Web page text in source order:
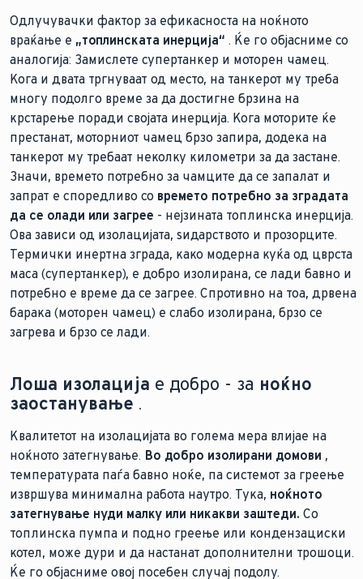
Одлучувачки фактор за ефикасноста на ноќното
враќање е „топлинската инерција“ . Ќе го објасниме со
аналогија: Замислете супертанкер и моторен чамец.
Кога и двата тргнуваат од место, на танкерот му треба
многу подолго време за да достигне брзина на
крстарење поради својата инерција. Кога моторите ќе
престанат, моторниот чамец брзо запира, додека на
танкерот му требаат неколку километри за да застане.
Значи, времето потребно за чамците да се запалат и
запрат е споредливо со времето потребно за зградата
да се олади или загрее - нејзината топлинска инерција.
Ова зависи од изолацијата, ѕидарството и прозорците.
Термички инертна зграда, како модерна куќа од цврста
маса (супертанкер), е добро изолирана, се лади бавно и
потребно е време да се загрее. Спротивно на тоа, дрвена
барака (моторен чамец) е слабо изолирана, брзо се
загрева и брзо се лади.
Лоша изолација е добро - за ноќно
заостанување .
Квалитетот на изолацијата во голема мера влијае на
ноќното затегнување. Во добро изолирани домови ,
температурата паѓа бавно ноќе, па системот за греење
извршува минимална работа наутро. Тука, ноќното
затегнување нуди малку или никакви заштеди. Со
топлинска пумпа и подно греење или кондензациски
котел, може дури и да настанат дополнителни трошоци.
Ќе го објасниме овој посебен случај подолу.